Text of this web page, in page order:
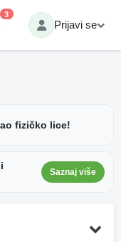
3
Prijavi se
fizičko lice!
Saznaj više